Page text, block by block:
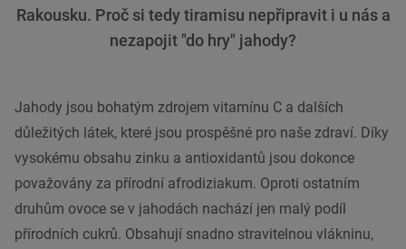
Rakousku. Proč si tedy tiramisu nepřipravit i u nás a
nezapojit "do hry" jahody?
Jahody jsou bohatým zdrojem vitamínu C a dalších
důležitých látek, které jsou prospěšné pro naše zdraví. Díky
vysokému obsahu zinku a antioxidantů jsou dokonce
považovány za přírodní afrodiziakum. Oproti ostatním
druhům ovoce se v jahodách nachází jen malý podíl
přírodních cukrů. Obsahují snadno stravitelnou vlákninu,